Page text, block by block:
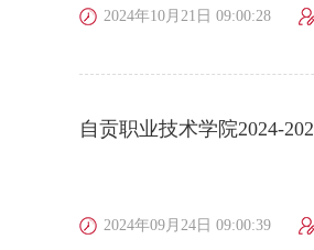
2024年10月21日 09:00:28
自贡职业技术学院2024-
2024年09月24日 09:00:39